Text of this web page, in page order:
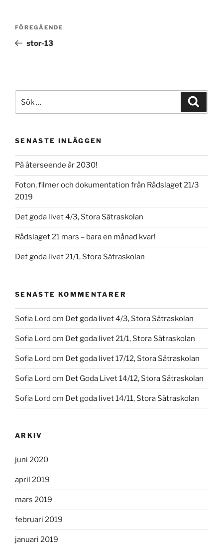
Inläggsnavigering
Föregående
inlägg
FÖREGÅENDE
stor-13
efter:
SENASTE INLÄGGEN
På återseende år 2030!
Foton, filmer och dokumentation från Rådslaget 21/3
2019
Det goda livet 4/3, Stora Sätraskolan
Rådslaget 21 mars – bara en månad kvar!
Det goda livet 21/1, Stora Sätraskolan
SENASTE KOMMENTARER
Sofia Lord om Det goda livet 4/3, Stora Sätraskolan
Sofia Lord om Det goda livet 21/1, Stora Sätraskolan
Sofia Lord om Det goda livet 17/12, Stora Sätraskolan
Sofia Lord om Det Goda Livet 14/12, Stora Sätraskolan
Sofia Lord om Det goda livet 14/11, Stora Sätraskolan
ARKIV
juni 2020
april 2019
mars 2019
februari 2019
januari 2019